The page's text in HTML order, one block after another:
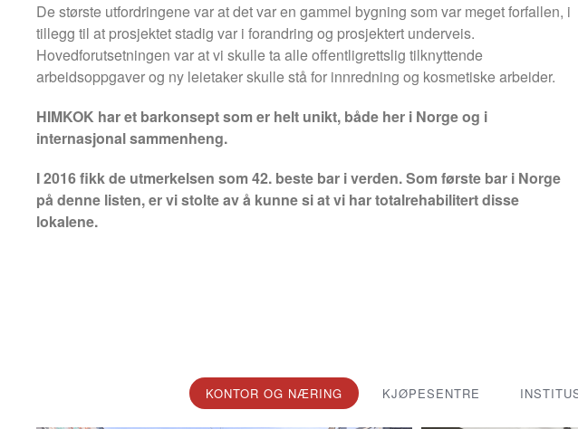
De største utfordringene var at det var en gammel bygning som var meget forfallen, i
tillegg til at prosjektet stadig var i forandring og prosjektert underveis.
Hovedforutsetningen var at vi skulle ta alle offentligrettslig tilknyttende
arbeidsoppgaver og ny leietaker skulle stå for innredning og kosmetiske arbeider.
HIMKOK har et barkonsept som er helt unikt, både her i Norge og i
internasjonal sammenheng.
I 2016 fikk de utmerkelsen som 42. beste bar i verden. Som første bar i Norge
på denne listen, er vi stolte av å kunne si at vi har totalrehabilitert disse
lokalene.
KONTOR OG NÆRING KJØPESENTRE